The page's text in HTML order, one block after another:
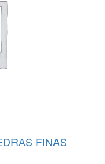
FINAS